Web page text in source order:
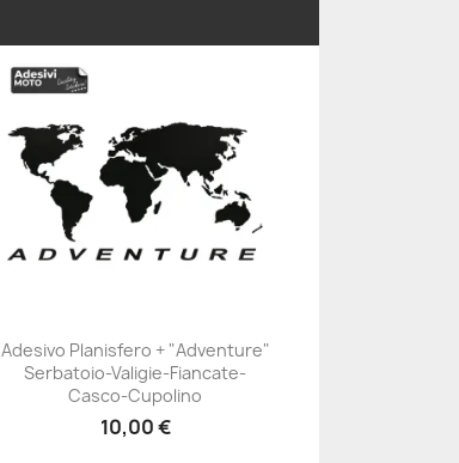
+23
Adesivo Planisfero + "Adventure"
Serbatoio-Valigie-Fiancate-
Casco-Cupolino
10,00 €